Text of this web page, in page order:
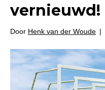
vernieuwd!
Door Henk van der Woude |